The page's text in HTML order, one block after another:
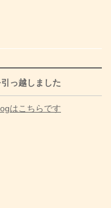
っ越しました
はこちらです